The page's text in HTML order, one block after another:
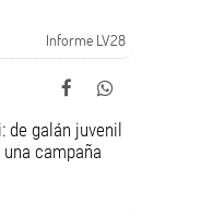
Informe LV28
de galán juvenil
campaña